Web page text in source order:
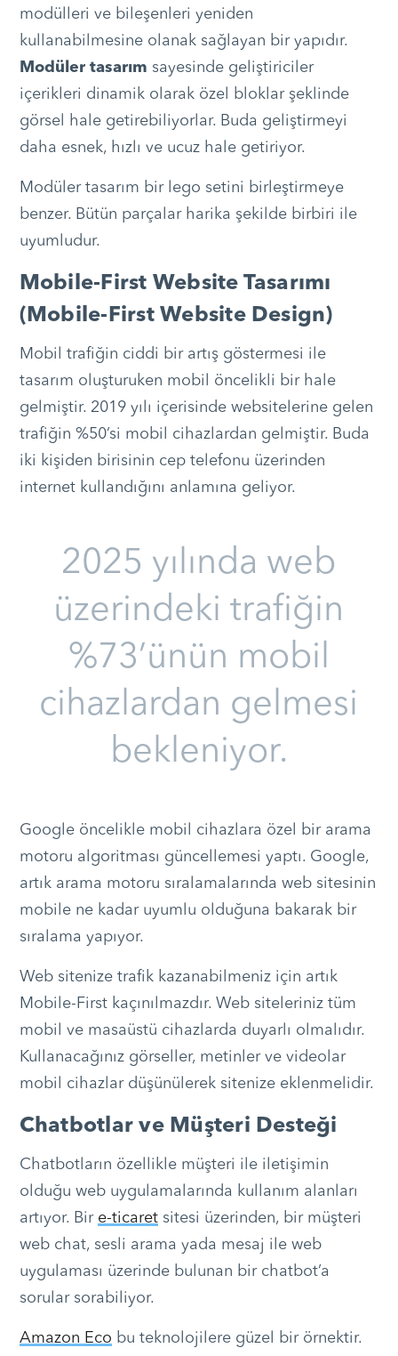
modülleri ve bileşenleri yeniden
kullanabilmesine olanak sağlayan bir yapıdır.
Modüler tasarım sayesinde geliştiriciler
içerikleri dinamik olarak özel bloklar şeklinde
görsel hale getirebiliyorlar. Buda geliştirmeyi
daha esnek, hızlı ve ucuz hale getiriyor.
Modüler tasarım bir lego setini birleştirmeye
benzer. Bütün parçalar harika şekilde birbiri ile
uyumludur.
Mobile-First Website Tasarımı
(Mobile-First Website Design)
Mobil trafiğin ciddi bir artış göstermesi ile
tasarım oluşturuken mobil öncelikli bir hale
gelmiştir. 2019 yılı içerisinde websitelerine gelen
trafiğin %50’si mobil cihazlardan gelmiştir. Buda
iki kişiden birisinin cep telefonu üzerinden
internet kullandığını anlamına geliyor.
2025 yılında web
üzerindeki trafiğin
%73’ünün mobil
cihazlardan gelmesi
bekleniyor.
Google öncelikle mobil cihazlara özel bir arama
motoru algoritması güncellemesi yaptı. Google,
artık arama motoru sıralamalarında web sitesinin
mobile ne kadar uyumlu olduğuna bakarak bir
sıralama yapıyor.
Web sitenize trafik kazanabilmeniz için artık
Mobile-First kaçınılmazdır. Web siteleriniz tüm
mobil ve masaüstü cihazlarda duyarlı olmalıdır.
Kullanacağınız görseller, metinler ve videolar
mobil cihazlar düşünülerek sitenize eklenmelidir.
Chatbotlar ve Müşteri Desteği
Chatbotların özellikle müşteri ile iletişimin
olduğu web uygulamalarında kullanım alanları
artıyor. Bir e-ticaretsitesi üzerinden, bir müşteri
web chat, sesli arama yada mesaj ile web
uygulaması üzerinde bulunan bir chatbot’a
sorular sorabiliyor.
Amazon Eco bu teknolojilere güzel bir örnektir.